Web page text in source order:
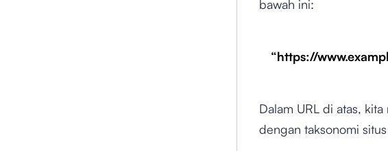
bawah ini:
“https://
Dalam URL di atas,
dengan taksonomi